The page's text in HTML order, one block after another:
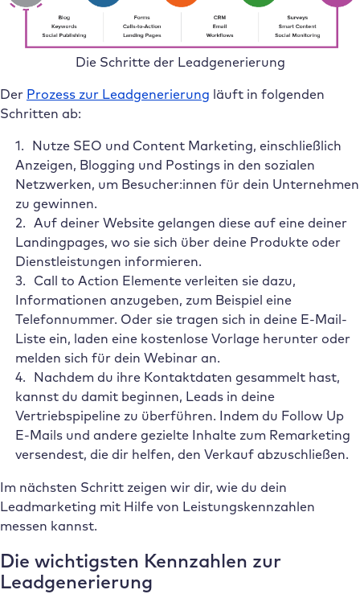
Die Schritte der Leadgenerierung
Der Prozess zur Leadgenerierung läuft in folgenden
Schritten ab:
Nutze SEO und Content Marketing, einschließlich
Anzeigen, Blogging und Postings in den sozialen
Netzwerken, um Besucher:innen für dein Unternehmen
zu gewinnen.
Auf deiner Website gelangen diese auf eine deiner
Landingpages, wo sie sich über deine Produkte oder
Dienstleistungen informieren.
Call to Action Elemente verleiten sie dazu,
Informationen anzugeben, zum Beispiel eine
Telefonnummer. Oder sie tragen sich in deine E-Mail-
Liste ein, laden eine kostenlose Vorlage herunter oder
melden sich für dein Webinar an.
Nachdem du ihre Kontaktdaten gesammelt hast,
kannst du damit beginnen, Leads in deine
Vertriebspipeline zu überführen. Indem du Follow Up
E-Mails und andere gezielte Inhalte zum Remarketing
versendest, die dir helfen, den Verkauf abzuschließen.
Im nächsten Schritt zeigen wir dir, wie du dein
Leadmarketing mit Hilfe von Leistungskennzahlen
messen kannst.
Die wichtigsten Kennzahlen zur
Leadgenerierung